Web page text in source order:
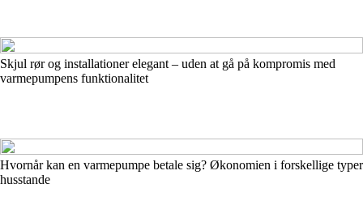
Skjul rør og installationer elegant – uden at gå på kompromis med
varmepumpens funktionalitet
Hvornår kan en varmepumpe betale sig? Økonomien i forskellige typer
husstande